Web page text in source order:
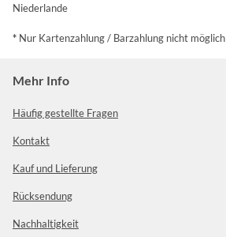
Niederlande
* Nur Kartenzahlung / Barzahlung nicht möglich
Mehr Info
Häufig gestellte Fragen
Kontakt
Kauf und Lieferung
Rücksendung
Nachhaltigkeit